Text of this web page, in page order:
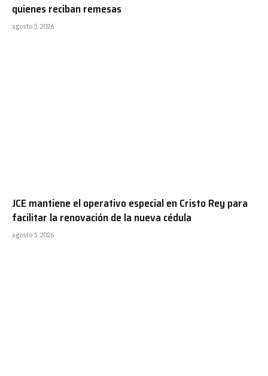
quienes reciban remesas
agosto 5, 2026
JCE mantiene el operativo especial en Cristo Rey para
facilitar la renovación de la nueva cédula
agosto 5, 2026